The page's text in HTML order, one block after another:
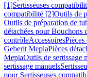
[1]Sertisseuses
compatibilité [2]Outils de
Outils de préparation de
détachées pour Bouchons
contrôleAccessoiresPièces
Geberit MeplaPièces
MeplaOutils de sertissage
sertissage manuels
pour Sertisseuses